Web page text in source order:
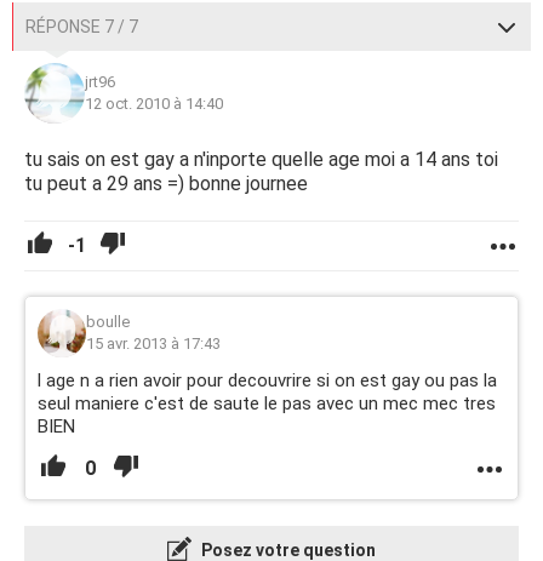
RÉPONSE 7 / 7
jrt96
12 oct. 2010 à 14:40
tu sais on est gay a n'inporte quelle age moi a 14 ans toi
tu peut a 29 ans =) bonne journee
-1
boulle
15 avr. 2013 à 17:43
l age n a rien avoir pour decouvrire si on est gay ou pas la
seul maniere c'est de saute le pas avec un mec mec tres
BIEN
0
Posez votre question